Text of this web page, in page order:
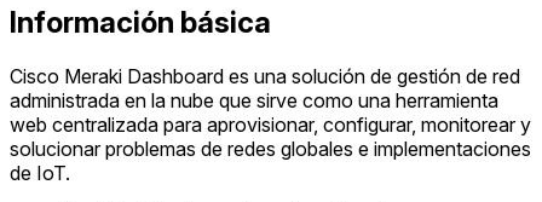
Información básica
Cisco Meraki Dashboard es una solución de gestión de red
administrada en la nube que sirve como una herramienta
web centralizada para aprovisionar, configurar, monitorear y
solucionar problemas de redes globales e implementaciones
de IoT.